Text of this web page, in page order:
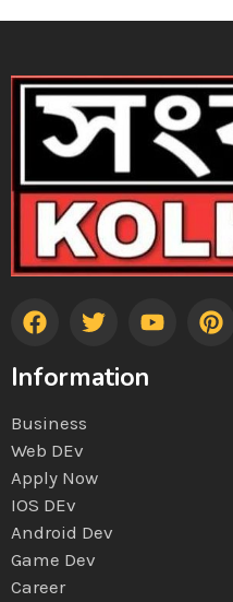
Information
Business
Web DEv
Apply Now
IOS DEv
Android Dev
Game Dev
Career